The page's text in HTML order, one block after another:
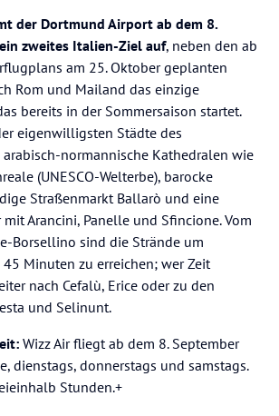
der Dortmund Airport ab dem 8.
zweites Italien-Ziel auf, neben den ab
am 25. Oktober geplanten
Rom und Mailand das einzige
bereits in der Sommersaison startet.
eigenwilligsten Städte des
normannische Kathedralen wie
(UNESCO-Welterbe), barocke
Straßenmarkt Ballarò und eine
Arancini, Panelle und Sfincione. Vom
Borsellino sind die Strände um
Minuten zu erreichen; wer Zeit
nach Cefalù, Erice oder zu den
und Selinunt.
Wizz Air fliegt ab dem 8. September
dienstags, donnerstags und samstags.
Stunden.+